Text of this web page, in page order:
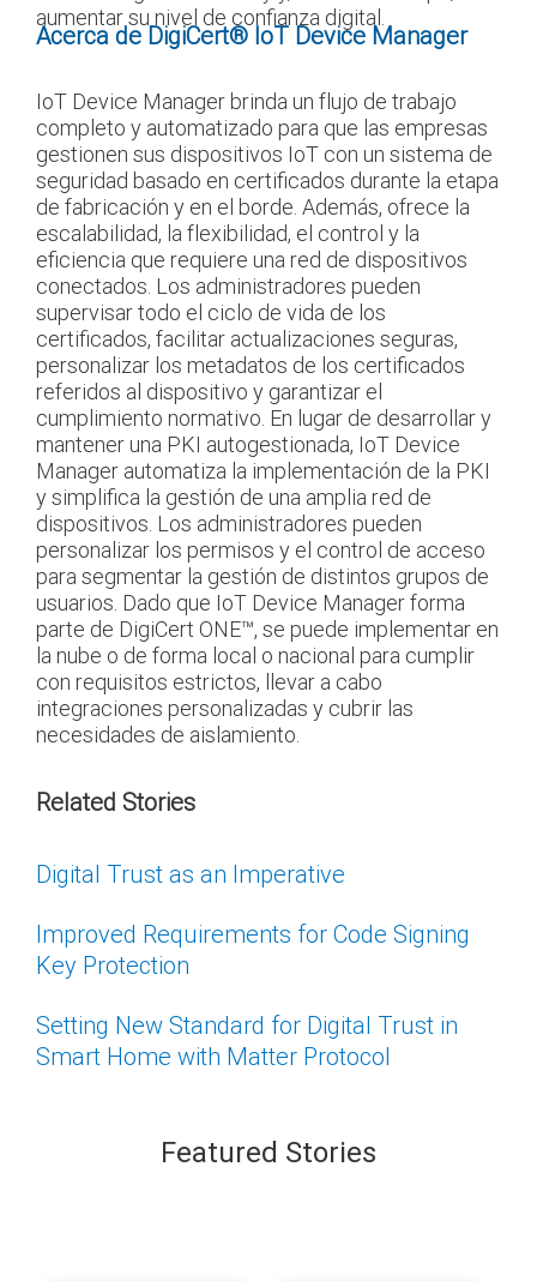
aumentar su nivel de confianza digital.
Acerca de DigiCert® IoT Device Manager
IoT Device Manager brinda un flujo de trabajo
completo y automatizado para que las empresas
gestionen sus dispositivos IoT con un sistema de
seguridad basado en certificados durante la etapa
de fabricación y en el borde. Además, ofrece la
escalabilidad, la flexibilidad, el control y la
eficiencia que requiere una red de dispositivos
conectados. Los administradores pueden
supervisar todo el ciclo de vida de los
certificados, facilitar actualizaciones seguras,
personalizar los metadatos de los certificados
referidos al dispositivo y garantizar el
cumplimiento normativo. En lugar de desarrollar y
mantener una PKI autogestionada, IoT Device
Manager automatiza la implementación de la PKI
y simplifica la gestión de una amplia red de
dispositivos. Los administradores pueden
personalizar los permisos y el control de acceso
para segmentar la gestión de distintos grupos de
usuarios. Dado que IoT Device Manager forma
parte de DigiCert ONE™, se puede implementar en
la nube o de forma local o nacional para cumplir
con requisitos estrictos, llevar a cabo
integraciones personalizadas y cubrir las
necesidades de aislamiento.
Related Stories
Digital Trust as an Imperative
Improved Requirements for Code Signing
Key Protection
Setting New Standard for Digital Trust in
Smart Home with Matter Protocol
Featured Stories